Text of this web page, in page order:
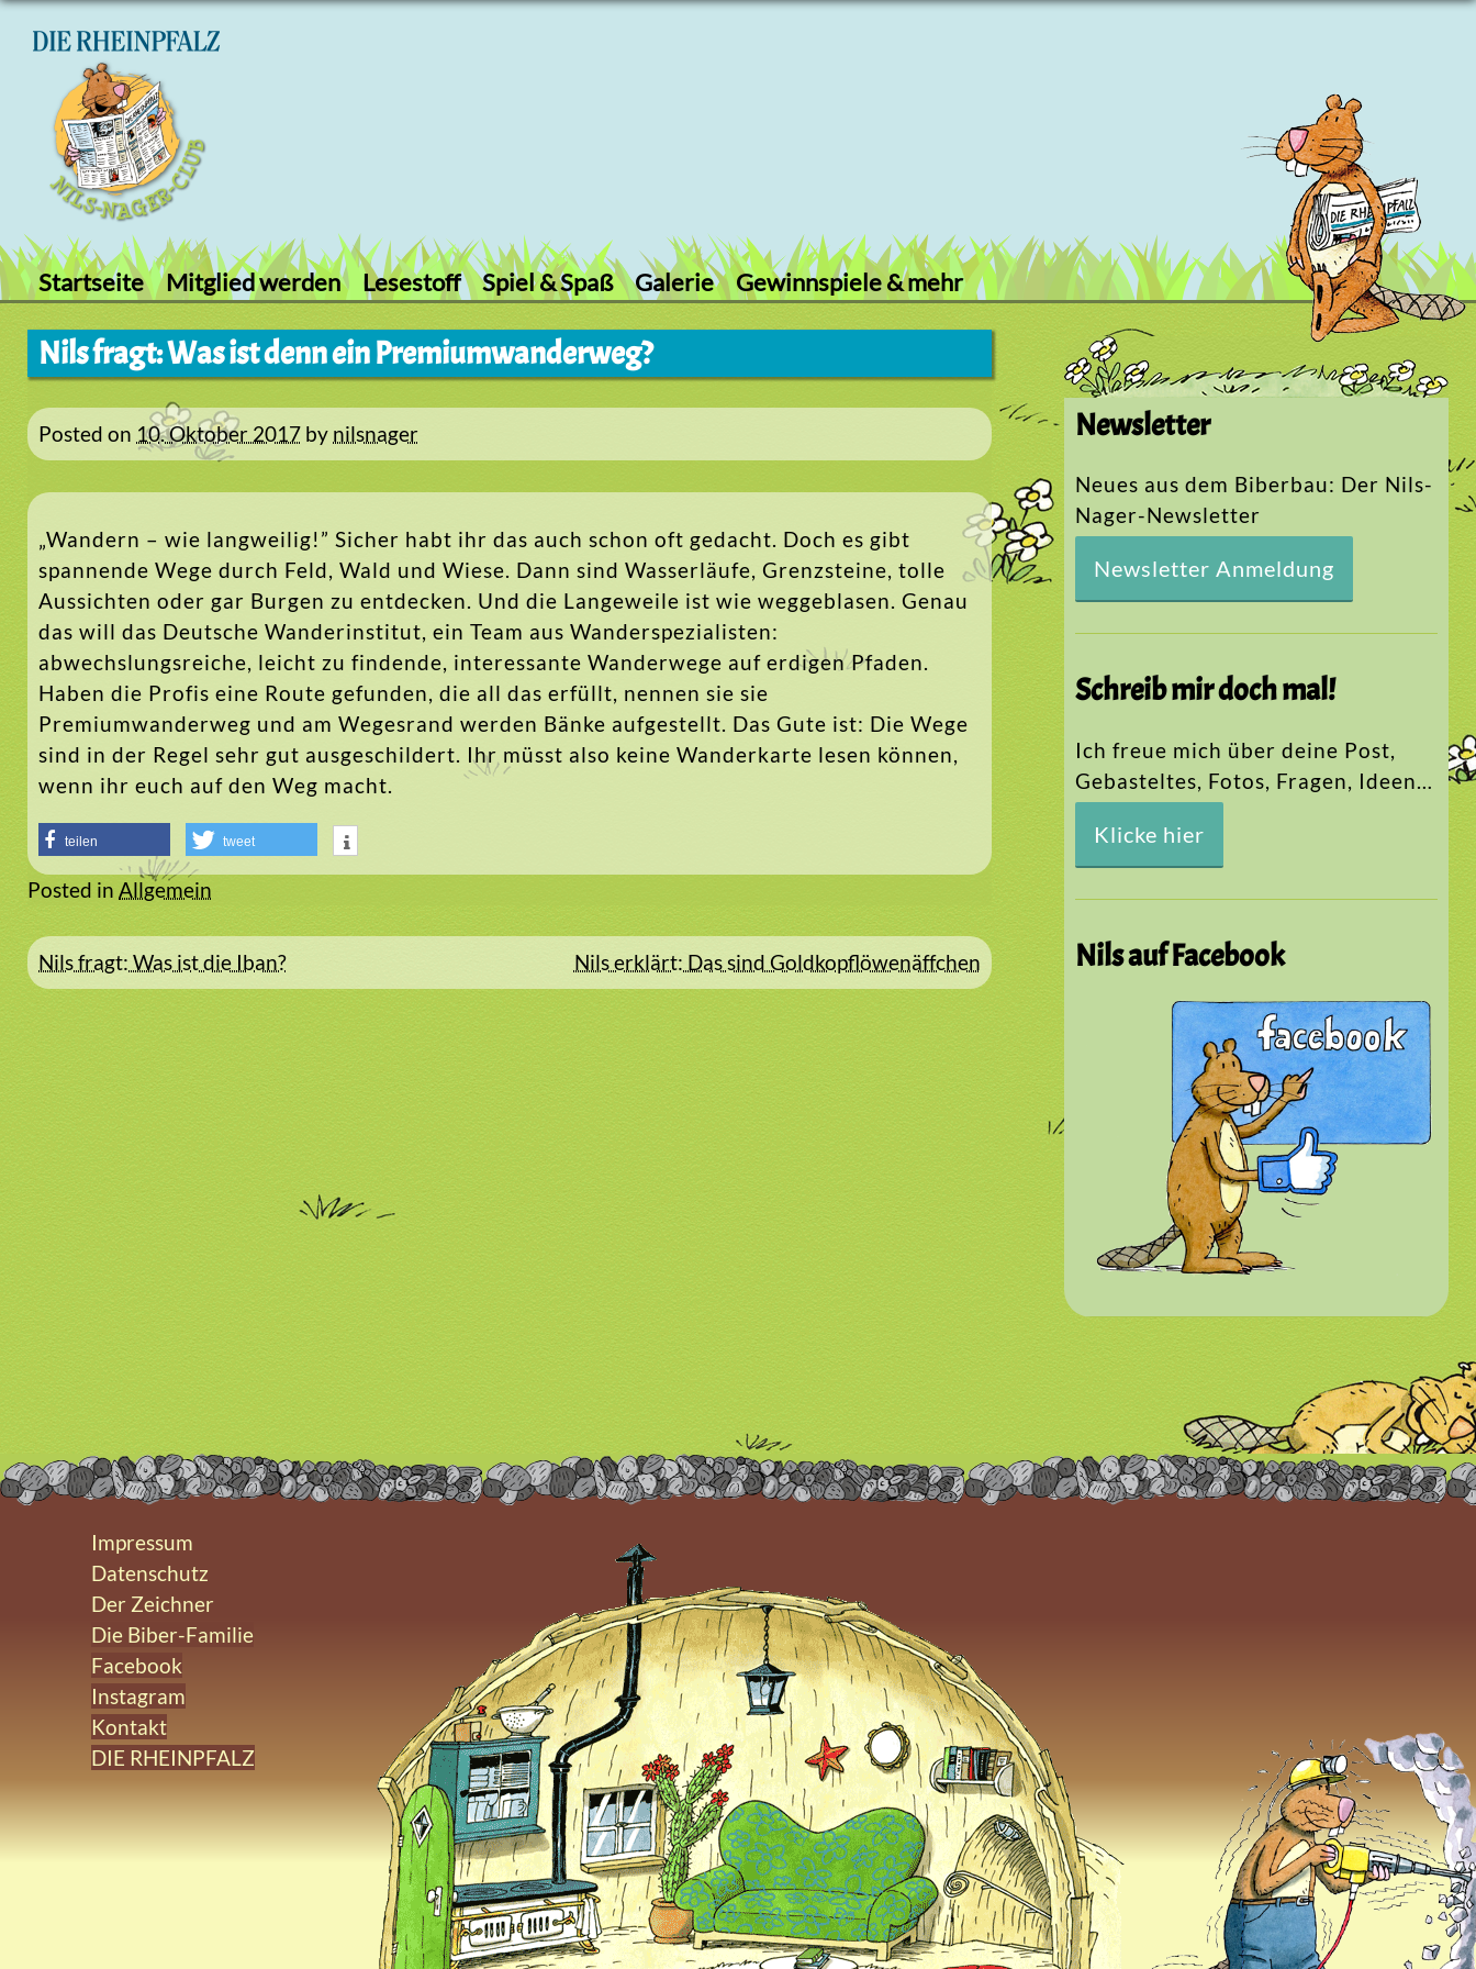
Skip
Startseite Mitglied werden Lesestoff Spiel & Spaß Galerie Gewinnspiele & mehr
Nils fragt: Was ist denn ein Premiumwanderweg?
Posted on 10. Oktober 2017 by nilsnager
„Wandern – wie langweilig!” Sicher habt ihr das auch schon oft gedacht. Doch es gibt
spannende Wege durch Feld, Wald und Wiese. Dann sind Wasserläufe, Grenzsteine, tolle
Aussichten oder gar Burgen zu entdecken. Und die Langeweile ist wie weggeblasen. Genau
das will das Deutsche Wanderinstitut, ein Team aus Wanderspezialisten:
abwechslungsreiche, leicht zu findende, interessante Wanderwege auf erdigen Pfaden.
Haben die Profis eine Route gefunden, die all das erfüllt, nennen sie sie
Premiumwanderweg und am Wegesrand werden Bänke aufgestellt. Das Gute ist: Die Wege
sind in der Regel sehr gut ausgeschildert. Ihr müsst also keine Wanderkarte lesen können,
wenn ihr euch auf den Weg macht.
teilen tweet
Posted in Allgemein
Beitragsnavigation
Nils fragt: Was ist die Iban? Nils erklärt: Das sind Goldkopflöwenäffchen
Newsletter
Neues aus dem Biberbau: Der Nils-
Nager-Newsletter
Newsletter Anmeldung
Schreib mir doch mal!
Ich freue mich über deine Post,
Gebasteltes, Fotos, Fragen, Ideen…
Klicke hier
Nils auf Facebook
Impressum
Datenschutz
Der Zeichner
Die Biber-Familie
Facebook
Instagram
Kontakt
DIE RHEINPFALZ